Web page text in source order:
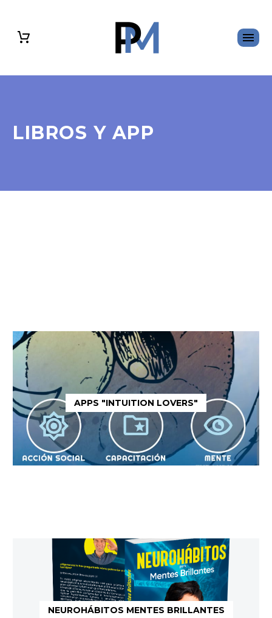
LIBROS Y APP
APPS "INTUITION LOVERS"
NEUROHÁBITOS MENTES BRILLANTES